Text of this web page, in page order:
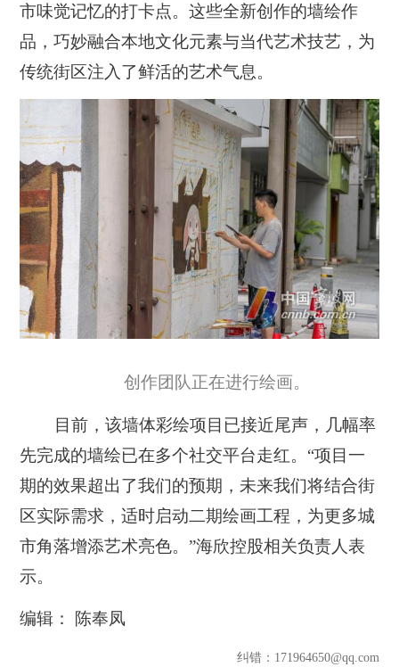
市味觉记忆的打卡点。这些全新创作的墙绘作
品，巧妙融合本地文化元素与当代艺术技艺，为
传统街区注入了鲜活的艺术气息。
创作团队正在进行绘画。
目前，该墙体彩绘项目已接近尾声，几幅率
先完成的墙绘已在多个社交平台走红。“项目一
期的效果超出了我们的预期，未来我们将结合街
区实际需求，适时启动二期绘画工程，为更多城
市角落增添艺术亮色。”海欣控股相关负责人表
示。
编辑： 陈奉凤
纠错：171964650@qq.com